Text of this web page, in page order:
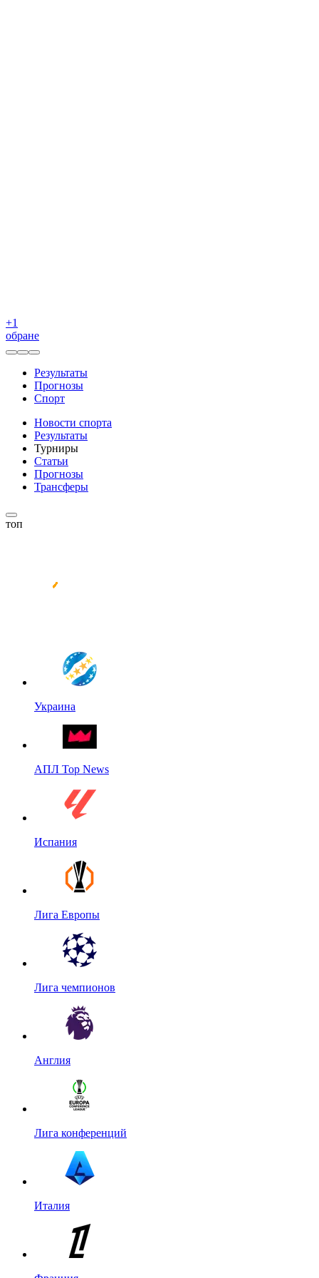
+1
обране
Результаты
Прогнозы
Спорт
Новости спорта
Результаты
Турниры
Статьи
Прогнозы
Трансферы
топ
Украина
АПЛ Top News
Испания
Лига Европы
Лига чемпионов
Англия
Лига конференций
Италия